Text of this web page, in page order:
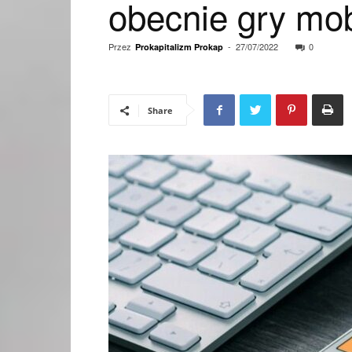
obecnie gry
Przez Prokapitalizm Prokap - 27/07/2022 0
Share